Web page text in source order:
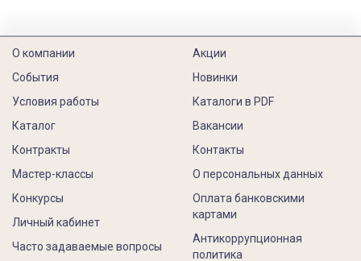
О компании
События
Условия работы
Каталог
Контракты
Акции
Новинки
Каталоги в PDF
Вакансии
Контакты
Мастер-классы
Конкурсы
Личный кабинет
Часто задаваемые вопросы
О персональных данных
Оплата банковскими
картами
Антикоррупционная
политика